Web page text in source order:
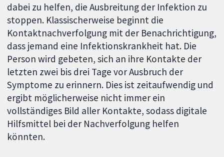
dabei zu helfen, die Ausbreitung der Infektion zu
stoppen. Klassischerweise beginnt die
Kontaktnachverfolgung mit der Benachrichtigung,
dass jemand eine Infektionskrankheit hat. Die
Person wird gebeten, sich an ihre Kontakte der
letzten zwei bis drei Tage vor Ausbruch der
Symptome zu erinnern. Dies ist zeitaufwendig und
ergibt möglicherweise nicht immer ein
vollständiges Bild aller Kontakte, sodass digitale
Hilfsmittel bei der Nachverfolgung helfen
könnten.